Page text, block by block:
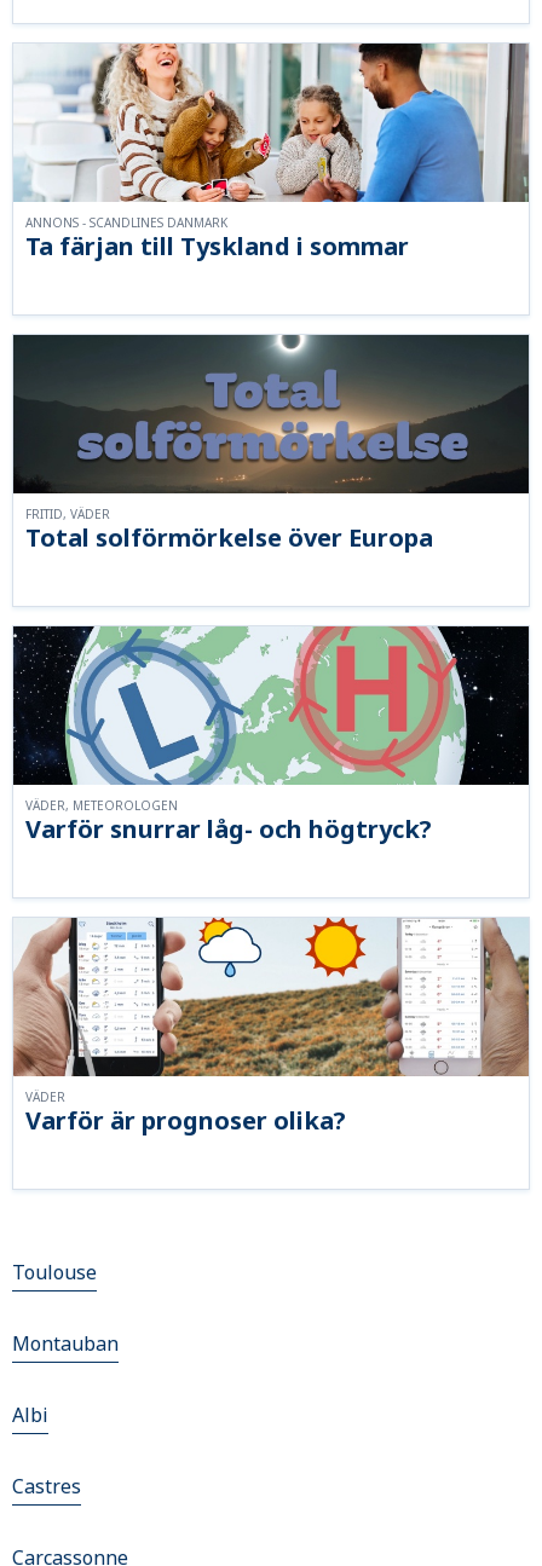
Ta färjan till Tyskland i sommar
ANNONS - SCANDLINES DANMARK
Total solförmörkelse över Europa
FRITID, VÄDER
Varför snurrar låg- och högtryck?
VÄDER, METEOROLOGEN
Varför är prognoser olika?
VÄDER
Toulouse
Montauban
Albi
Castres
Carcassonne